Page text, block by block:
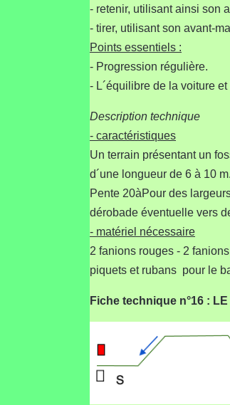
- retenir, utilisant ainsi son
- tirer, utilisant son avant-
Points essentiels :
- Progression régulière.
- L´équilibre de la voiture
Description technique
- caractéristiques
Un terrain présentant un
d´une longueur de 6 à 10 m.
Pente 20àPour des
dérobade éventuelle vers
- matériel nécessaire
2 fanions rouges - 2
piquets et rubans pour le
Fiche technique n°16 :